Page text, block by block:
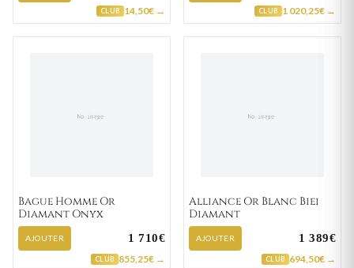
CLUB 14,50€ → CLUB 1 020,25€ →
Bague Homme Or
Diamant Onyx
AJOUTER 1 710€
CLUB 855,25€ →
Alliance Or Blanc Biei
Diamant
AJOUTER 1 389€
CLUB 694,50€ →